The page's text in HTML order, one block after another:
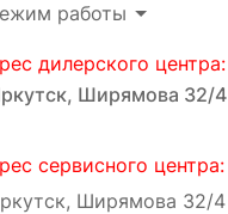
работы
дилерского центра:
Ширямова 32/4
сервисного центра:
Ширямова 32/4